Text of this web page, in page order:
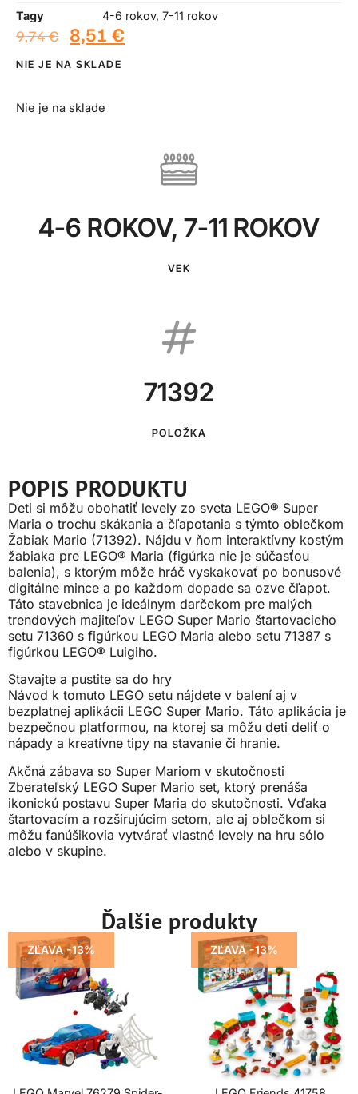
Tagy
4-6 rokov, 7-11 rokov
9,74€ 8,51 €
NIE JE NA SKLADE
Nie je na sklade
4-6 ROKOV, 7-11 ROKOV
VEK
71392
POLOŽKA
POPIS PRODUKTU
Deti si môžu obohatiť levely zo sveta LEGO® Super
Maria o trochu skákania a čľapotania s týmto oblečkom
Žabiak Mario (71392). Nájdu v ňom interaktívny kostým
žabiaka pre LEGO® Maria (figúrka nie je súčasťou
balenia), s ktorým môže hráč vyskakovať po bonusové
digitálne mince a po každom dopade sa ozve čľapot.
Táto stavebnica je ideálnym darčekom pre malých
trendových majiteľov LEGO Super Mario štartovacieho
setu 71360 s figúrkou LEGO Maria alebo setu 71387 s
figúrkou LEGO® Luigiho.
Stavajte a pustite sa do hry
Návod k tomuto LEGO setu nájdete v balení aj v
bezplatnej aplikácii LEGO Super Mario. Táto aplikácia je
bezpečnou platformou, na ktorej sa môžu deti deliť o
nápady a kreatívne tipy na stavanie či hranie.
Akčná zábava so Super Mariom v skutočnosti
Zberateľský LEGO Super Mario set, ktorý prenáša
ikonickú postavu Super Maria do skutočnosti. Vďaka
štartovacím a rozširujúcim setom, ale aj oblečkom si
môžu fanúšikovia vytvárať vlastné levely na hru sólo
alebo v skupine.
Ďalšie produkty
ZĽAVA -13% ZĽAVA -13%